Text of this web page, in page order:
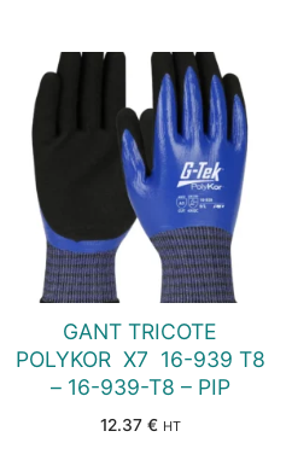
GANT TRICOTE
POLYKOR  X7  16-939 T8
– 16-939-T8 – PIP
12.37 € HT